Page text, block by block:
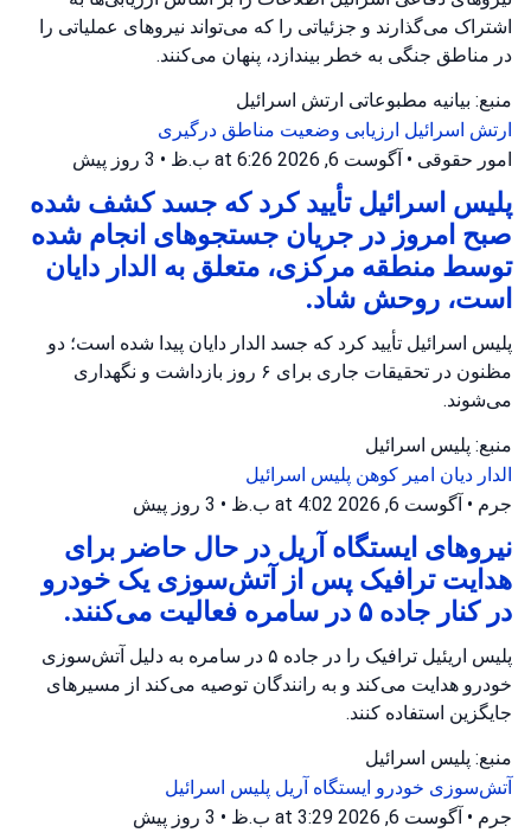
اشتراک می‌گذارند و جزئیاتی را که می‌تواند نیروهای عملیاتی را
در مناطق جنگی به خطر بیندازد، پنهان می‌کنند.
منبع: بیانیه مطبوعاتی ارتش اسرائیل
ارتش اسرائیل ارزیابی وضعیت مناطق درگیری
امور حقوقی • آگوست 6, 2026 at 6:26 ب.ظ • 3 روز پیش
پلیس اسرائیل تأیید کرد که جسد کشف شده
صبح امروز در جریان جستجوهای انجام شده
توسط منطقه مرکزی، متعلق به الدار دایان
است، روحش شاد.
پلیس اسرائیل تأیید کرد که جسد الدار دایان پیدا شده است؛ دو
مظنون در تحقیقات جاری برای ۶ روز بازداشت و نگهداری
می‌شوند.
منبع: پلیس اسرائیل
الدار دیان امیر کوهن پلیس اسرائیل
جرم • آگوست 6, 2026 at 4:02 ب.ظ • 3 روز پیش
نیروهای ایستگاه آریل در حال حاضر برای
هدایت ترافیک پس از آتش‌سوزی یک خودرو
در کنار جاده ۵ در سامره فعالیت می‌کنند.
پلیس اریئیل ترافیک را در جاده ۵ در سامره به دلیل آتش‌سوزی
خودرو هدایت می‌کند و به رانندگان توصیه می‌کند از مسیرهای
جایگزین استفاده کنند.
منبع: پلیس اسرائیل
آتش‌سوزی خودرو ایستگاه آریل پلیس اسرائیل
جرم • آگوست 6, 2026 at 3:29 ب.ظ • 3 روز پیش